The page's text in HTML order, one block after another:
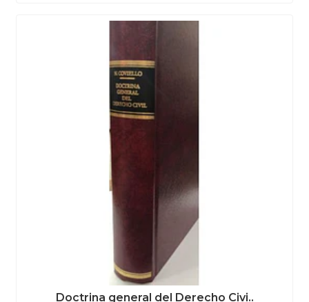
Doctrina general del Derecho Civi..